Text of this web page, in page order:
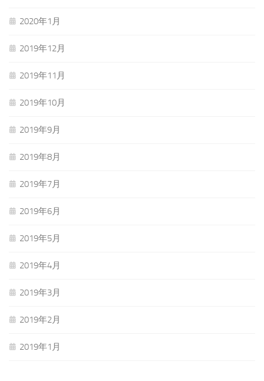
2020年1月
2019年12月
2019年11月
2019年10月
2019年9月
2019年8月
2019年7月
2019年6月
2019年5月
2019年4月
2019年3月
2019年2月
2019年1月